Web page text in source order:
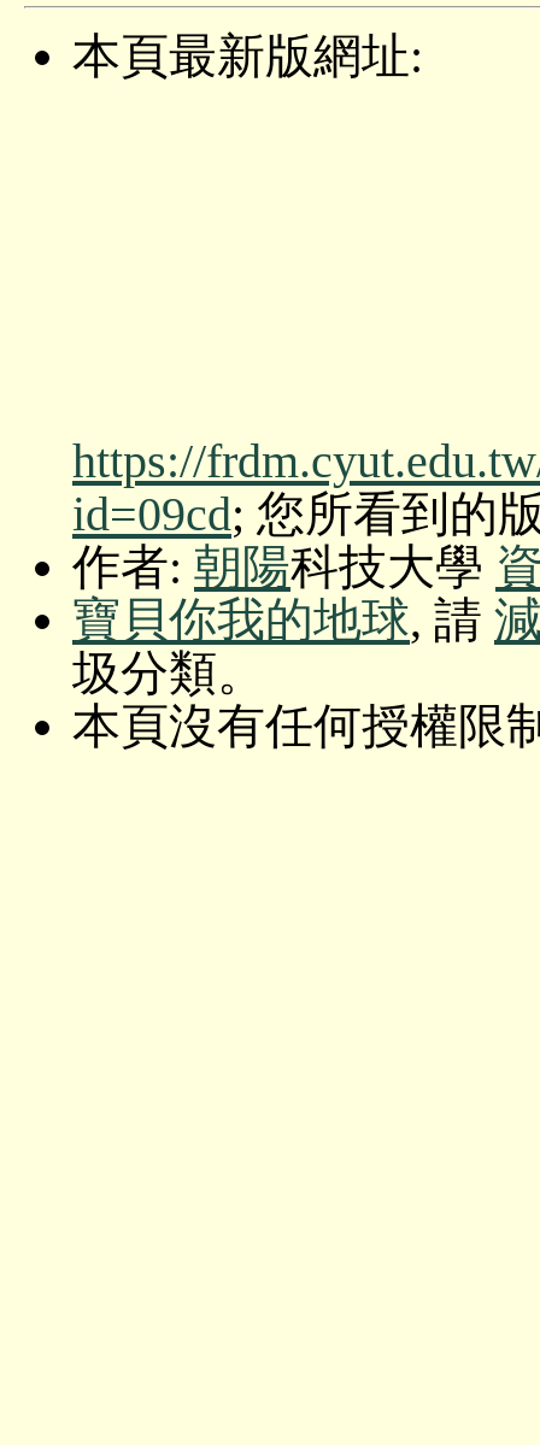
本頁最新版網址:
https://
id=09cd; 您所看到的
作者: 朝陽科技大學
寶貝你我的地球, 請
圾分類。
本頁沒有任何授權限